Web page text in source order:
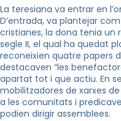
La teresiana va entrar en
D’entrada, va plantejar
cristianes, la dona tenia
segle II, el qual ha quedat
reconeixien quatre papers
destacaven “les
apartat tot i que actiu. En
mobilitzadores de xarxes
a les comunitats i
podien dirigir assemblees.